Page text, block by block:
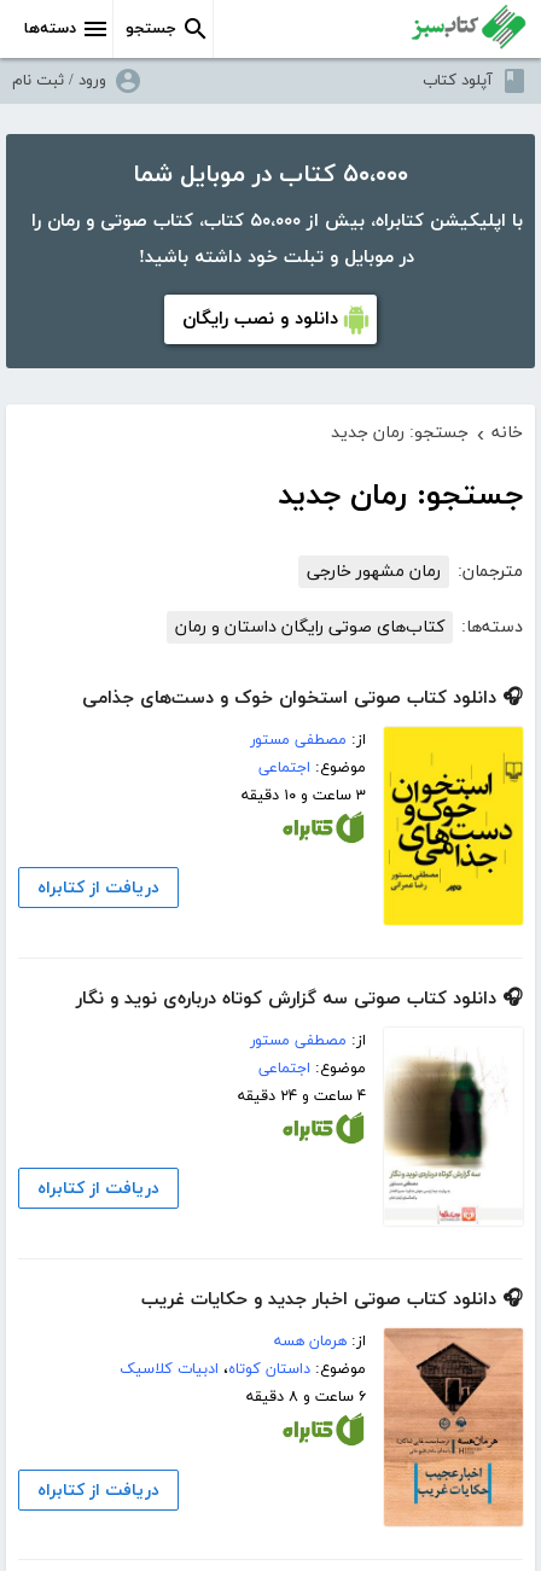
دسته‌ها جستجو
آپلود کتاب ورود / ثبت نام
۵۰،۰۰۰ کتاب در موبایل شما
با اپلیکیشن کتابراه، بیش از ۵۰،۰۰۰ کتاب، کتاب صوتی و رمان را
در موبایل و تبلت خود داشته باشید!
دانلود و نصب رایگان
خانه › جستجو: رمان جدید
جستجو: رمان جدید
مترجمان: رمان مشهور خارجی
دسته‌ها: کتاب‌های صوتی رایگان داستان و رمان
🎧 دانلود کتاب صوتی استخوان خوک و دست‌های جذامی
از: مصطفی مستور
موضوع: اجتماعی
۳ ساعت و ۱۰ دقیقه
دریافت از کتابراه
🎧 دانلود کتاب صوتی سه گزارش کوتاه درباره‌ی نوید و نگار
از: مصطفی مستور
موضوع: اجتماعی
۴ ساعت و ۲۴ دقیقه
دریافت از کتابراه
🎧 دانلود کتاب صوتی اخبار جدید و حکایات غریب
از:هرمان هسه
موضوع:داستان کوتاه، ادبیات کلاسیک
۶ ساعت و ۸ دقیقه
دریافت از کتابراه